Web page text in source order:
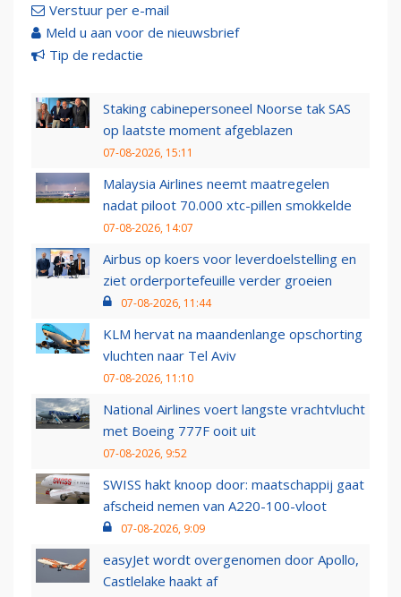
Verstuur per e-mail
Meld u aan voor de nieuwsbrief
Tip de redactie
Staking cabinepersoneel Noorse tak SAS
op laatste moment afgeblazen
07-08-2026, 15:11
Malaysia Airlines neemt maatregelen
nadat piloot 70.000 xtc-pillen smokkelde
07-08-2026, 14:07
Airbus op koers voor leverdoelstelling en
ziet orderportefeuille verder groeien
07-08-2026, 11:44
KLM hervat na maandenlange opschorting
vluchten naar Tel Aviv
07-08-2026, 11:10
National Airlines voert langste vrachtvlucht
met Boeing 777F ooit uit
07-08-2026, 9:52
SWISS hakt knoop door: maatschappij gaat
afscheid nemen van A220-100-vloot
07-08-2026, 9:09
easyJet wordt overgenomen door Apollo,
Castlelake haakt af